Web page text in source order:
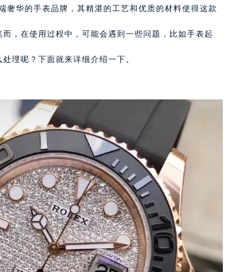
奢华的手表品牌，其精湛的工艺和优质的材料使得这款
，在使用过程中，可能会遇到一些问题，比如手表起
理呢？下面就来详细介绍一下。